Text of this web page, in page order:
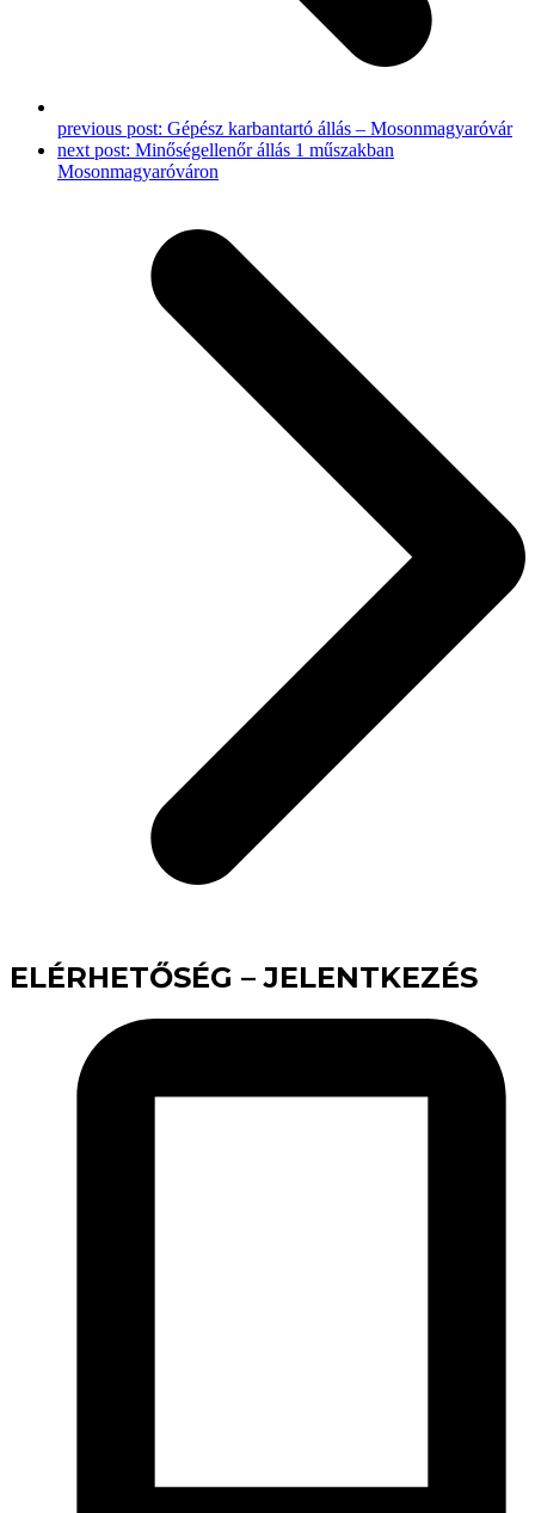
previous post: Gépész karbantartó állás – Mosonmagyaróvár
next post: Minőségellenőr állás 1 műszakban
Mosonmagyaróváron
ELÉRHETŐSÉG – JELENTKEZÉS